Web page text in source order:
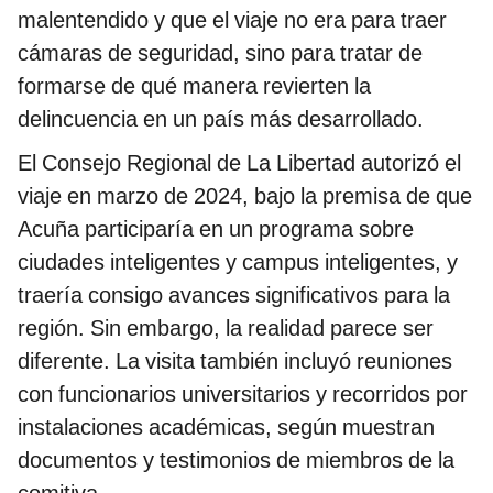
malentendido y que el viaje no era para traer
cámaras de seguridad, sino para tratar de
formarse de qué manera revierten la
delincuencia en un país más desarrollado.
El Consejo Regional de La Libertad autorizó el
viaje en marzo de 2024, bajo la premisa de que
Acuña participaría en un programa sobre
ciudades inteligentes y campus inteligentes, y
traería consigo avances significativos para la
región. Sin embargo, la realidad parece ser
diferente. La visita también incluyó reuniones
con funcionarios universitarios y recorridos por
instalaciones académicas, según muestran
documentos y testimonios de miembros de la